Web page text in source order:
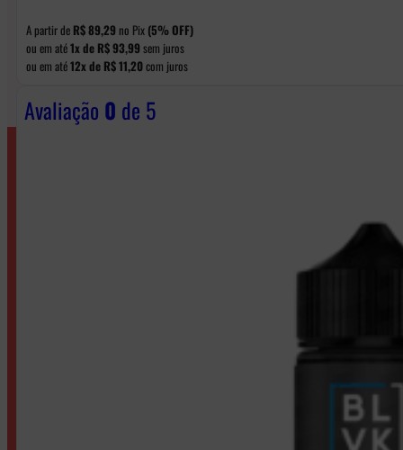
A partir de R$89,29 no Pix (5% OFF)
ou em até1x de R$93,99 sem juros
ou em até12x de R$11,20com juros
Avaliação 0 de 5